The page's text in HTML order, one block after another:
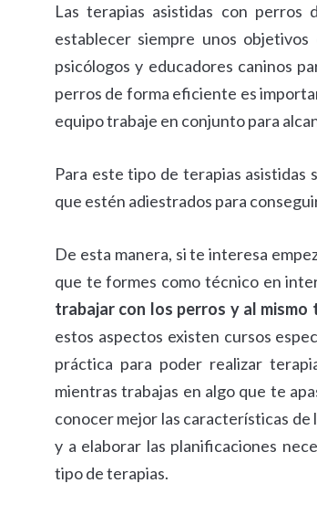
Las terapias asistidas con perros
establecer siempre unos
psicólogos y educadores caninos
perros de forma eficiente es
equipo trabaje en conjunto para
Para este tipo de terapias
que estén adiestrados para
De esta manera, si te interesa
que te formes como técnico en
trabajar con los perros y al
estos aspectos existen cursos
práctica para poder realizar
mientras trabajas en algo que te
conocer mejor las características
y a elaborar las planificaciones
tipo de terapias.